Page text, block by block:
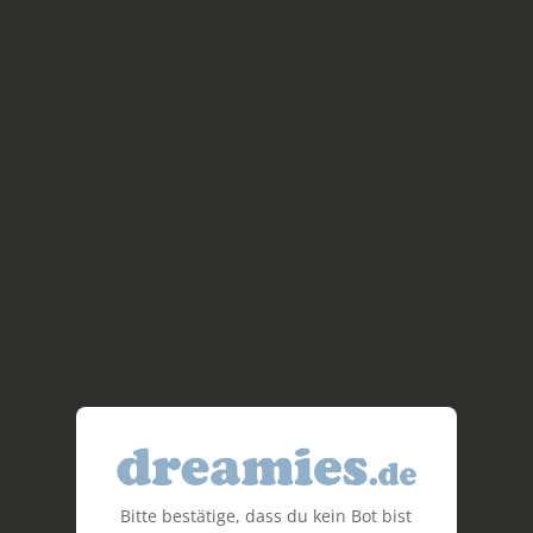
Bitte bestätige, dass du kein Bot bist